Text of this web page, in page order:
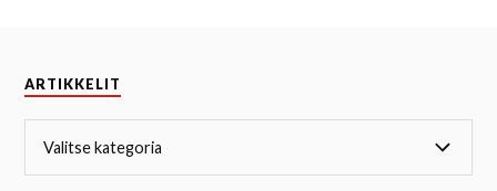
ARTIKKELIT